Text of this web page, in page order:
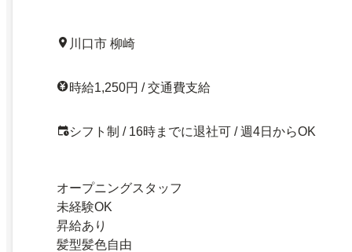
川口市 柳崎
時給1,250円 / 交通費支給
シフト制 / 16時までに退社可 / 週4日からOK
オープニングスタッフ
未経験OK
昇給あり
髪型髪色自由